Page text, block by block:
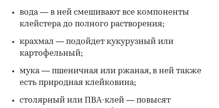
вода — в ней смешивают все компоненты
клейстера до полного растворения;
крахмал — подойдет кукурузный или
картофельный;
мука — пшеничная или ржаная, в ней также
есть природная клейковина;
столярный или ПВА-клей — повысят